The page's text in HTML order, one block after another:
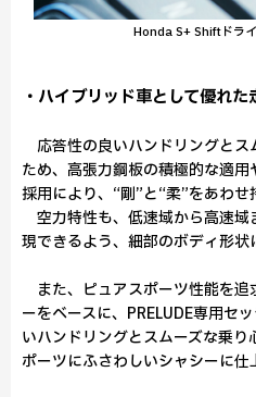
Honda S+ Shiftドラ
・ハイブリッド車として優れた
応答性の良いハンドリングとス
ため、高張力鋼板の積極的な適
採用により、“剛”と“柔”をあわせ
空力特性も、低速域から高速
現できるよう、細部のボディ形状
また、ピュアスポーツ性能を追
ーをベースに、PRELUDE専用セ
いハンドリングとスムーズな乗
ポーツにふさわしいシャシーに仕